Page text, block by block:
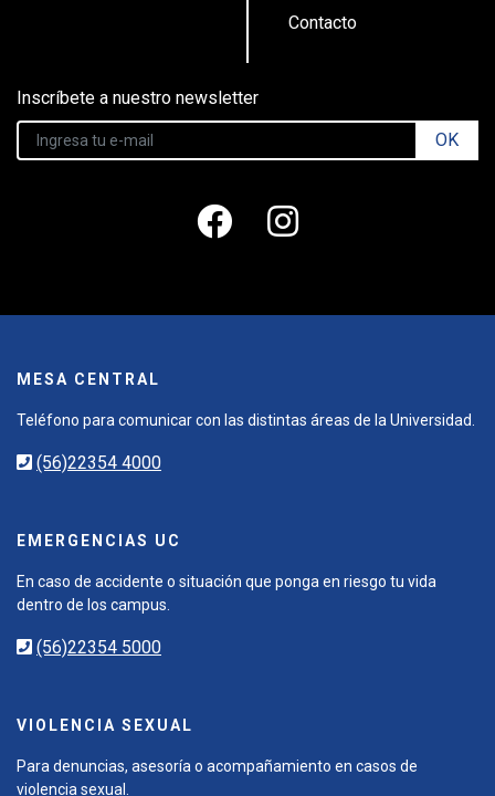
Contacto
Inscríbete a nuestro newsletter
OK
MESA CENTRAL
Teléfono para comunicar con las distintas áreas de la Universidad.
(56)22354 4000
EMERGENCIAS UC
En caso de accidente o situación que ponga en riesgo tu vida
dentro de los campus.
(56)22354 5000
VIOLENCIA SEXUAL
Para denuncias, asesoría o acompañamiento en casos de
violencia sexual.